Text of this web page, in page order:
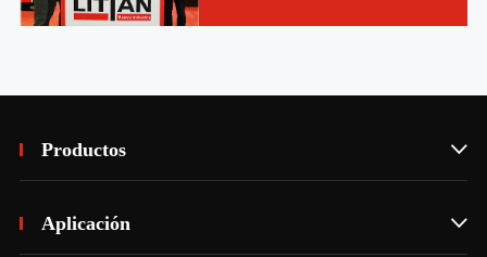
Productos 
Aplicación 